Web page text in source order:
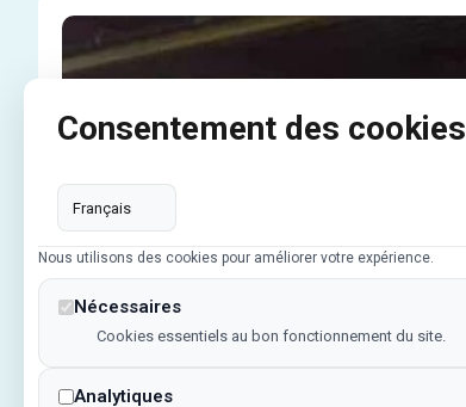
Cloison industrielle
Consentement des cookies
Nous utilisons des cookies pour améliorer votre expérience.
Nécessaires
Cookies essentiels au bon fonctionnement du site.
Analytiques